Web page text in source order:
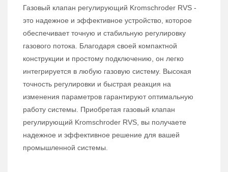
Газовый клапан регулирующий Kromschroder RVS -
это надежное и эффективное устройство, которое
обеспечивает точную и стабильную регулировку
газового потока. Благодаря своей компактной
конструкции и простому подключению, он легко
интегрируется в любую газовую систему. Высокая
точность регулировки и быстрая реакция на
изменения параметров гарантируют оптимальную
работу системы. Приобретая газовый клапан
регулирующий Kromschroder RVS, вы получаете
надежное и эффективное решение для вашей
промышленной системы.